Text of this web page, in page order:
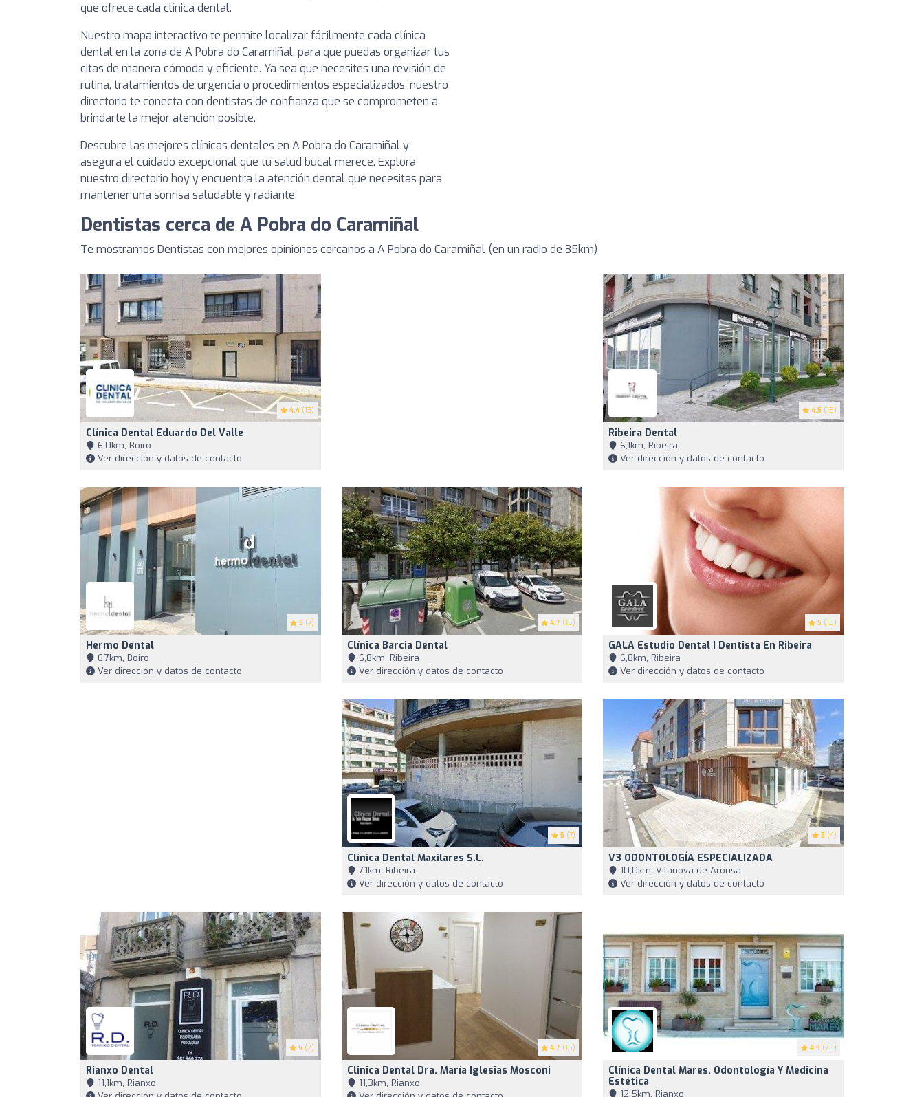
que ofrece cada clínica dental.
Nuestro mapa interactivo te permite localizar fácilmente cada clínica
dental en la zona de A Pobra do Caramiñal, para que puedas organizar tus
citas de manera cómoda y eficiente. Ya sea que necesites una revisión de
rutina, tratamientos de urgencia o procedimientos especializados, nuestro
directorio te conecta con dentistas de confianza que se comprometen a
brindarte la mejor atención posible.
Descubre las mejores clínicas dentales en A Pobra do Caramiñal y
asegura el cuidado excepcional que tu salud bucal merece. Explora
nuestro directorio hoy y encuentra la atención dental que necesitas para
mantener una sonrisa saludable y radiante.
Dentistas cerca de A Pobra do Caramiñal
Te mostramos Dentistas con mejores opiniones cercanos a A Pobra do Caramiñal (en un radio de 35km)
4.4 (13)
Clínica Dental Eduardo Del Valle
6,0km, Boiro
Ver dirección y datos de contacto
4.5 (15)
Ribeira Dental
6,1km, Ribeira
Ver dirección y datos de contacto
5 (7)
Hermo Dental
6,7km, Boiro
Ver dirección y datos de contacto
4.7 (15)
Clínica Barcia Dental
6,8km, Ribeira
Ver dirección y datos de contacto
5 (15)
GALA Estudio Dental | Dentista En Ribeira
6,8km, Ribeira
Ver dirección y datos de contacto
5 (7)
Clínica Dental Maxilares S.L.
7,1km, Ribeira
Ver dirección y datos de contacto
5 (4)
V3 ODONTOLOGÍA ESPECIALIZADA
10,0km, Vilanova de Arousa
Ver dirección y datos de contacto
5 (2)
Rianxo Dental
11,1km, Rianxo
4.7 (16)
Clinica Dental Dra. María Iglesias Mosconi
11,3km, Rianxo
4.5 (25)
Clínica Dental Mares. Odontología Y Medicina
Estética
12,5km, Rianxo